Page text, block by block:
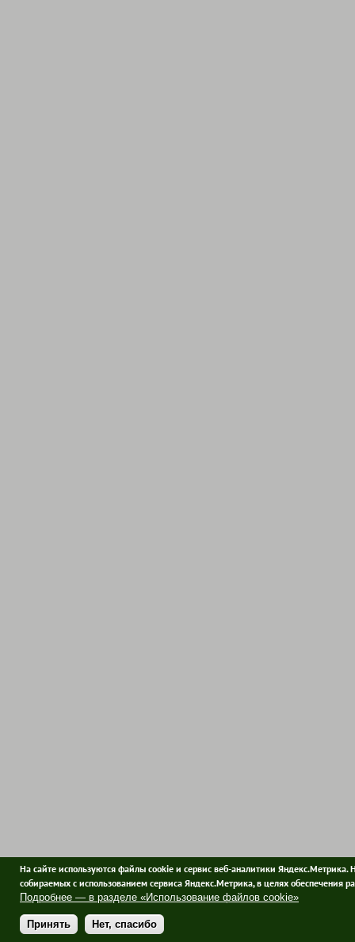
На сайте используются файлы cookie и сервис веб-аналитики
собираемых с использованием сервиса Яндекс.Метрика, в целях обеспечения
Подробнее — в разделе «Использование файлов cookie»
Принять Нет, спасибо